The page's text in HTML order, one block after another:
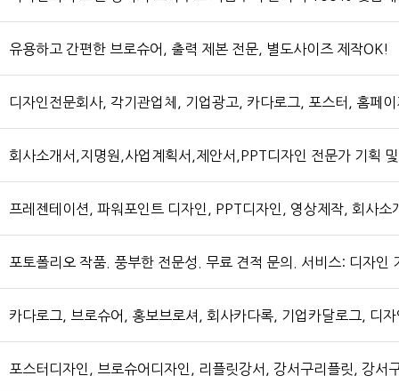
유용하고 간편한 브로슈어, 출력 제본 전문, 별도사이즈 제작OK!
디자인전문회사, 각기관업체, 기업광고, 카다로그, 포스터, 홈페
회사소개서,지명원,사업계획서,제안서,PPT디자인 전문가 기획
프레젠테이션, 파워포인트 디자인, PPT디자인, 영상제작, 회사소
포토폴리오 작품. 풍부한 전문성. 무료 견적 문의. 서비스: 디자인
카다로그, 브로슈어, 홍보브로셔, 회사카다록, 기업카달로그, 디
포스터디자인, 브로슈어디자인, 리플릿강서, 강서구리플릿, 강서